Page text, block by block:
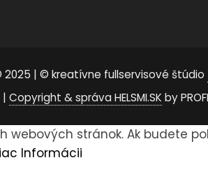
2025 | © kreatívne fullservisové štúdio
| Copyright & správa HELSMI.SK by
webových stránok. Ak budete
Informácii